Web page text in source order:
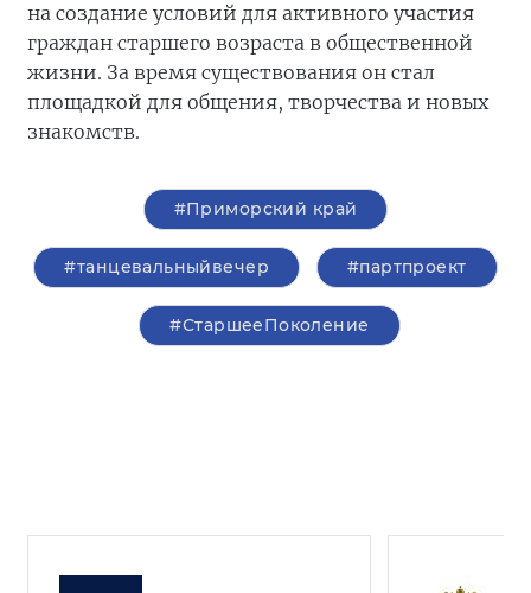
на создание условий для активного участия
граждан старшего возраста в общественной
жизни. За время существования он стал
площадкой для общения, творчества и новых
знакомств.
#Приморский край
#танцевальныйвечер #партпроект
#СтаршееПоколение